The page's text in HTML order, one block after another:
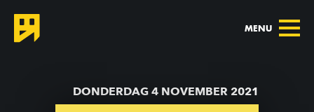
MENU
DONDERDAG 4 NOVEMBER 2021